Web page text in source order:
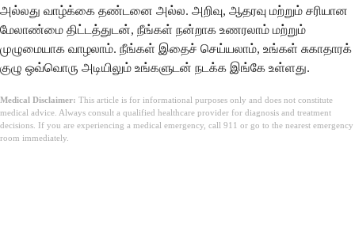
அல்லது வாழ்க்கை தண்டனை அல்ல. அறிவு, ஆதரவு மற்றும் சரியான
மேலாண்மை திட்டத்துடன், நீங்கள் நன்றாக உணரலாம் மற்றும்
முழுமையாக வாழலாம். நீங்கள் இதைச் செய்யலாம், உங்கள் சுகாதாரக்
குழு ஒவ்வொரு அடியிலும் உங்களுடன் நடக்க இங்கே உள்ளது.
Medical Disclaimer: This article is for informational purposes only and does not constitute
medical advice. Always consult a qualified healthcare provider for diagnosis and treatment
decisions. If you are experiencing a medical emergency, call 911 or go to the nearest emergency
room immediately.